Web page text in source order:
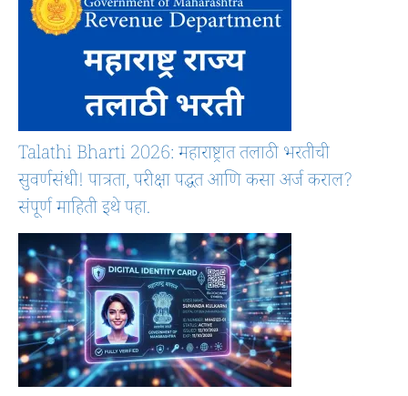
Talathi Bharti 2026: महाराष्ट्रात तलाठी भरतीची
सुवर्णसंधी! पात्रता, परीक्षा पद्धत आणि कसा अर्ज कराल?
संपूर्ण माहिती इथे पहा.